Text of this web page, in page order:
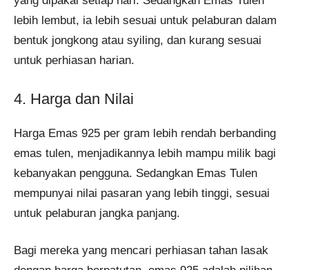
lebih lembut, ia lebih sesuai untuk pelaburan dalam
bentuk jongkong atau syiling, dan kurang sesuai
untuk perhiasan harian.
4. Harga dan Nilai
Harga Emas 925 per gram lebih rendah berbanding
emas tulen, menjadikannya lebih mampu milik bagi
kebanyakan pengguna. Sedangkan Emas Tulen
mempunyai nilai pasaran yang lebih tinggi, sesuai
untuk pelaburan jangka panjang.
Bagi mereka yang mencari perhiasan tahan lasak